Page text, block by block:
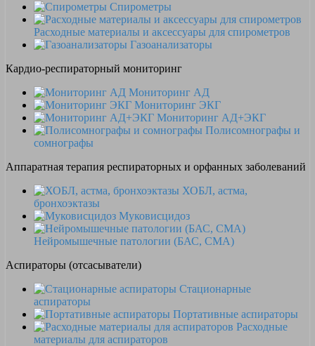
Спирометры
Расходные материалы и аксессуары для спирометров
Газоанализаторы
Кардио-респираторный мониторинг
Мониторинг АД
Мониторинг ЭКГ
Мониторинг АД+ЭКГ
Полисомнографы и
сомнографы
Аппаратная терапия респираторных и орфанных заболеваний
ХОБЛ, астма,
бронхоэктазы
Муковисцидоз
Нейромышечные патологии (БАС, СМА)
Аспираторы (отсасыватели)
Стационарные
аспираторы
Портативные аспираторы
Расходные
материалы для аспираторов